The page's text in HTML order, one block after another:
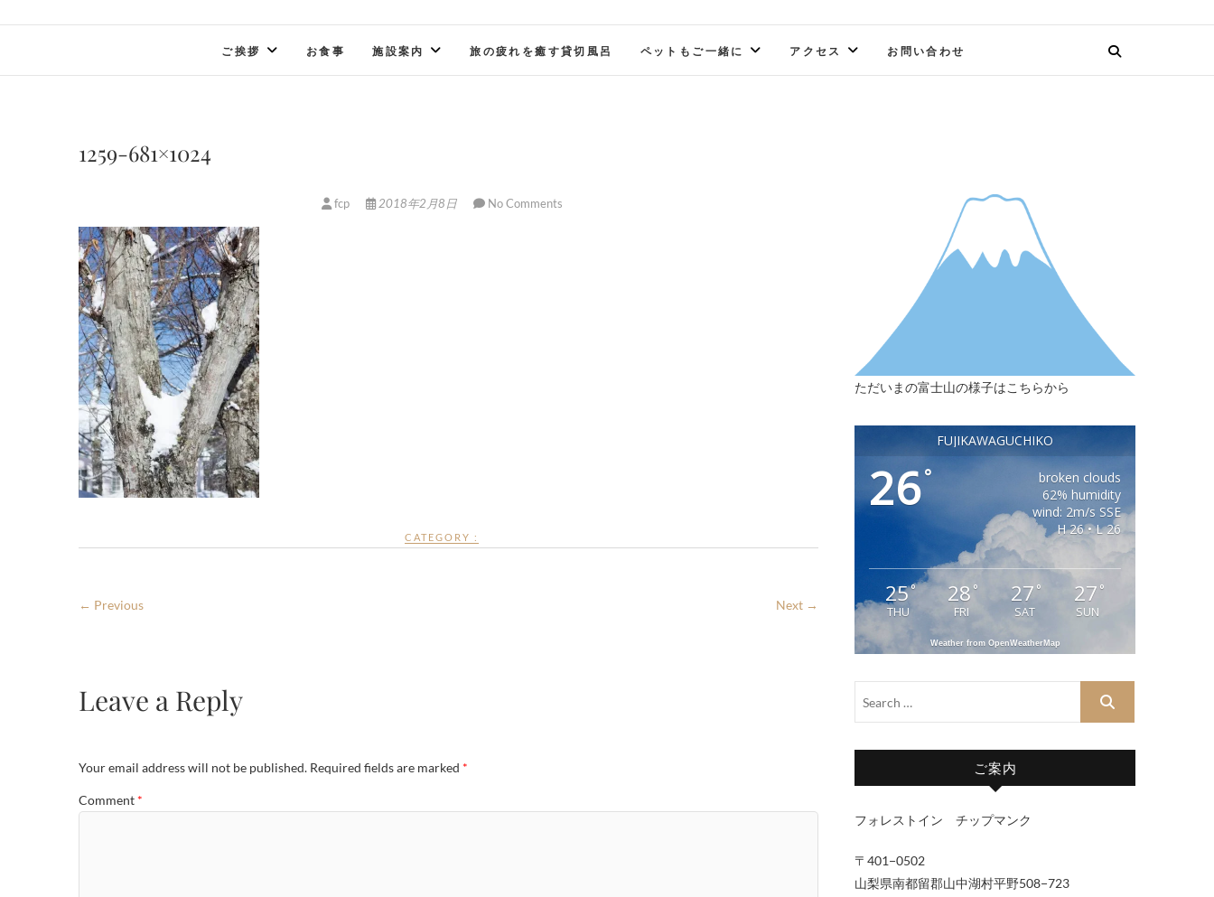
ご挨拶 お食事 施設案内 旅の疲れを癒す貸切風呂 ペットもご一緒に アクセス お問い合わせ
1259-681×1024
fcp 2018年2月8日 No Comments
CATEGORY :
← Previous Next →
Leave a Reply
Your email address will not be published. Required fields are marked *
Comment *
ただいまの富士山の様子はこちらから
FUJIKAWAGUCHIKO
26°
broken clouds
62% humidity
wind: 2m/s SSE
H 26 • L 26
25°
THU
28 °
FRI
27°
SAT
27 °
SUN
Weather from OpenWeatherMap
ご案内
フォレストイン チップマンク
〒401−0502
山梨県南都留郡山中湖村平野508−723